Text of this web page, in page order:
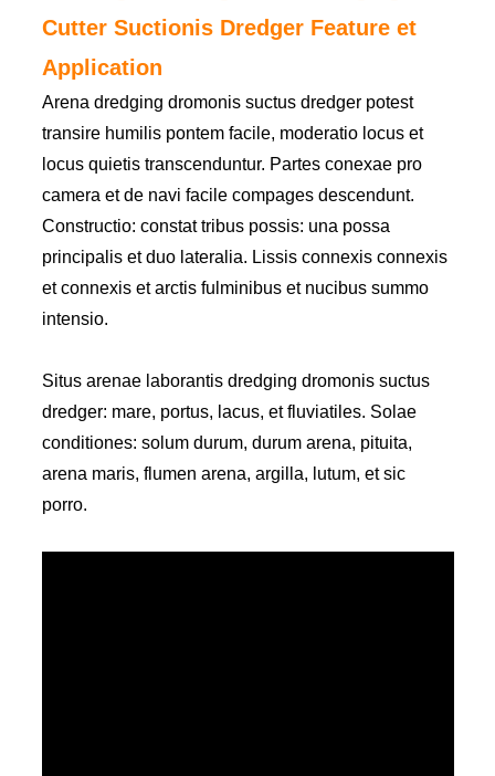
Cutter Suctionis Dredger Feature et
Application
Arena dredging dromonis suctus dredger potest
transire humilis pontem facile, moderatio locus et
locus quietis transcenduntur. Partes conexae pro
camera et de navi facile compages descendunt.
Constructio: constat tribus possis: una possa
principalis et duo lateralia. Lissis connexis connexis
et connexis et arctis fulminibus et nucibus summo
intensio.
Situs arenae laborantis dredging dromonis suctus
dredger: mare, portus, lacus, et fluviatiles. Solae
conditiones: solum durum, durum arena, pituita,
arena maris, flumen arena, argilla, lutum, et sic
porro.